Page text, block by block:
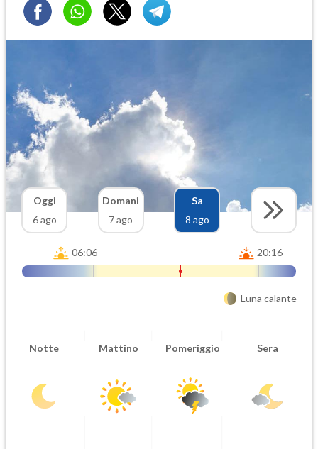
Oggi
6 ago
Domani
7 ago
Sa
8 ago
06:06 20:16
Luna calante
Notte Mattino Pomeriggio Sera